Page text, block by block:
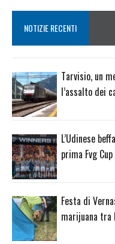
NOTIZIE RECENTI
Tarvisio, un
l’assalto dei
L’Udinese
prima Fvg Cup
Festa di
marijuana tra